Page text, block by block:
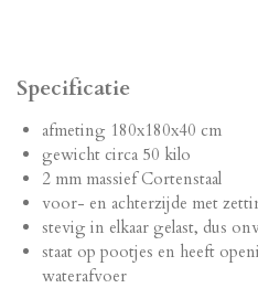
Specificatie
afmeting 180x180x40 cm
gewicht circa 50 kilo
2 mm massief Cortenstaal
voor- en achterzijde met
stevig in elkaar gelast, dus
staat op pootjes en heeft
waterafvoer